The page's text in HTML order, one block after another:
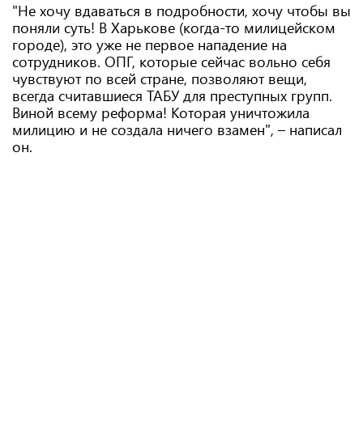
"Не хочу вдаваться в подробности, хочу чтобы вы
поняли суть! В Харькове (когда-то милицейском
городе), это уже не первое нападение на
сотрудников. ОПГ, которые сейчас вольно себя
чувствуют по всей стране, позволяют вещи,
всегда считавшиеся ТАБУ для преступных групп.
Виной всему реформа! Которая уничтожила
милицию и не создала ничего взамен", – написал
он.